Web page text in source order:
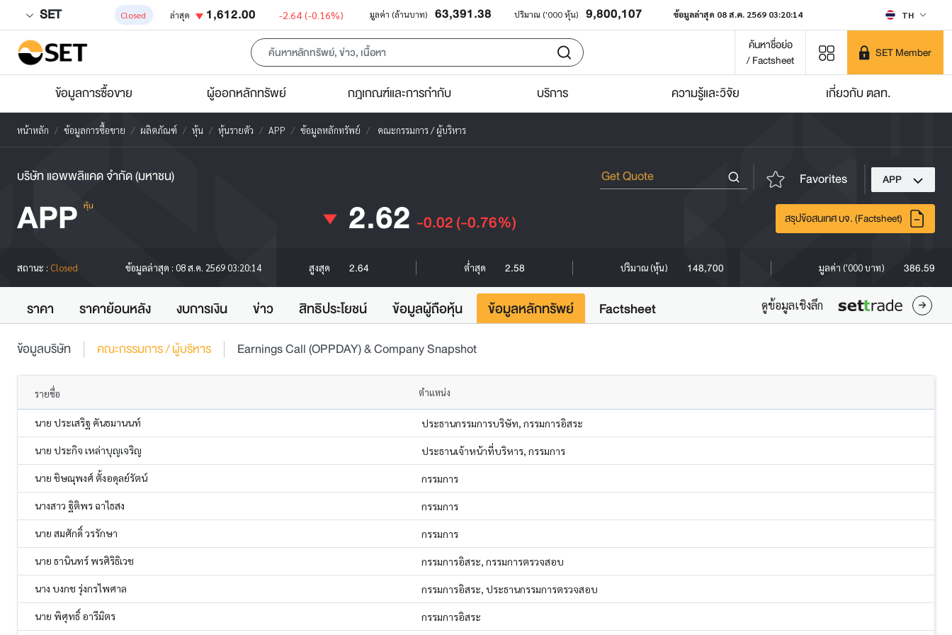
SET Closed ล่าสุด 1,612.00 -2.64 (-0.16%) มูลค่า (ล้านบาท) 63,391.38 ปริมาณ ('000 หุ้น) 9,800,107 ข้อมูลล่าสุด 08 ส.ค. 2569 03:20:14 TH
ค้นหาชื่อย่อ
/ Factsheet
SET Member
ข้อมูลการซื้อขาย ผู้ออกหลักทรัพย์ กฎเกณฑ์และการกำกับ บริการ ความรู้และวิจัย เกี่ยวกับ ตลท.
หน้าหลัก ข้อมูลการซื้อขาย ผลิตภัณฑ์ หุ้น หุ้นรายตัว APP ข้อมูลหลักทรัพย์ คณะกรรมการ / ผู้บริหาร
บริษัท แอพพลิแคด จำกัด (มหาชน) Favorites APP
APP หุ้น 2.62 -0.02(-0.76%) สรุปข้อสนเทศ บจ. (Factsheet)
สถานะ : Closed ข้อมูลล่าสุด : 08 ส.ค. 2569 03:20:14 สูงสุด 2.64 ต่ำสุด 2.58 ปริมาณ (หุ้น) 148,700 มูลค่า ('000 บาท) 386.59
ราคา ราคาย้อนหลัง งบการเงิน ข่าว สิทธิประโยชน์ ข้อมูลผู้ถือหุ้น ข้อมูลหลักทรัพย์ Factsheet ดูข้อมูลเชิงลึก
ข้อมูลบริษัท คณะกรรมการ / ผู้บริหาร Earnings Call (OPPDAY) & Company Snapshot
รายชื่อ ตำแหน่ง
นาย ประเสริฐ คันธมานนท์ ประธานกรรมการบริษัท, กรรมการอิสระ
นาย ประกิจ เหล่าบุญเจริญ ประธานเจ้าหน้าที่บริหาร, กรรมการ
นาย ชิษณุพงศ์ ตั้งอดุลย์รัตน์ กรรมการ
นางสาว ฐิติพร ฉาไธสง กรรมการ
นาย สมศักดิ์ วรรักษา กรรมการ
นาย ธานินทร์ พรศิริธิเวช กรรมการอิสระ, กรรมการตรวจสอบ
นาง บงกช รุ่งกรไพศาล กรรมการอิสระ, ประธานกรรมการตรวจสอบ
นาย พิศุทธิ์ อารีมิตร กรรมการอิสระ